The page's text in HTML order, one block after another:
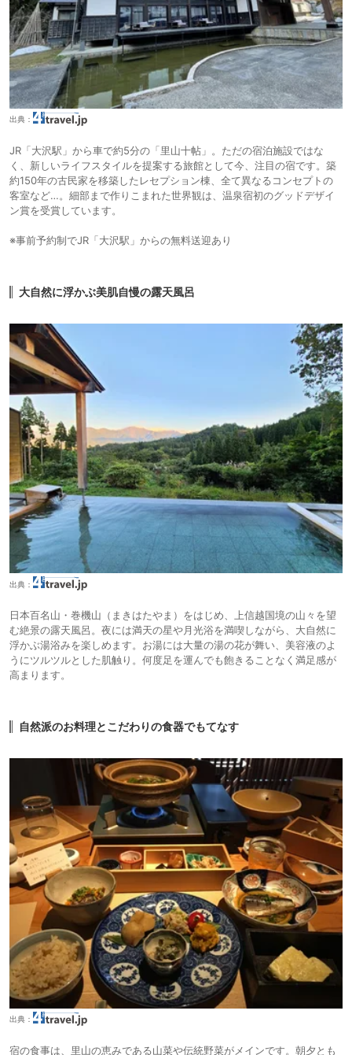
出典：
JR「大沢駅」から車で約5分の「里山十帖」。ただの宿泊施設ではな
く、新しいライフスタイルを提案する旅館として今、注目の宿です。築
約150年の古民家を移築したレセプション棟、全て異なるコンセプトの
客室など…。細部まで作りこまれた世界観は、温泉宿初のグッドデザイ
ン賞を受賞しています。
※事前予約制でJR「大沢駅」からの無料送迎あり
大自然に浮かぶ美肌自慢の露天風呂
出典：
日本百名山・巻機山（まきはたやま）をはじめ、上信越国境の山々を望
む絶景の露天風呂。夜には満天の星や月光浴を満喫しながら、大自然に
浮かぶ湯浴みを楽しめます。お湯には大量の湯の花が舞い、美容液のよ
うにツルツルとした肌触り。何度足を運んでも飽きることなく満足感が
高まります。
自然派のお料理とこだわりの食器でもてなす
出典：
宿の食事は、里山の恵みである山菜や伝統野菜がメインです。朝夕とも